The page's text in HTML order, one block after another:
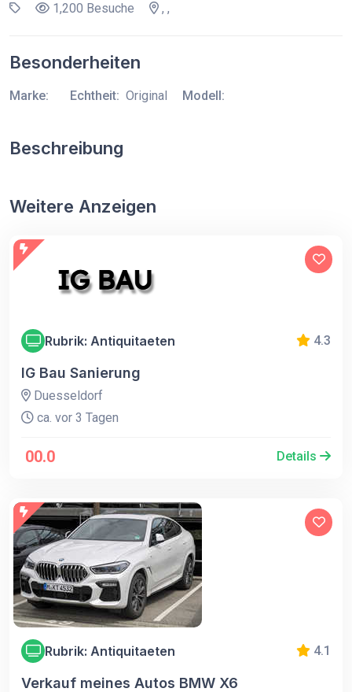
1,200 Besuche , ,
Besonderheiten
Marke: Echtheit: Original Modell:
Beschreibung
Weitere Anzeigen
Rubrik: Antiquitaeten 4.3
IG Bau Sanierung
Duesseldorf
ca. vor 3 Tagen
00.0 Details
Rubrik: Antiquitaeten 4.1
Verkauf meines Autos BMW X6